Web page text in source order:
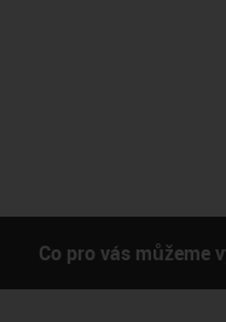
Co pro vás můžeme